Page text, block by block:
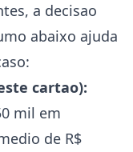
a decisao
abaixo ajuda
cartao):
mil em
de R$